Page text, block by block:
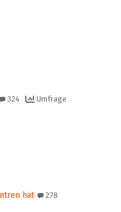
324 Umfrage
hat 278